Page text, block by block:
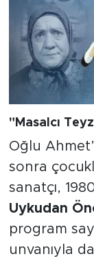
"Masalcı
Oğlu
sonra
sanatçı,
Uykudan
program
unvanıyla